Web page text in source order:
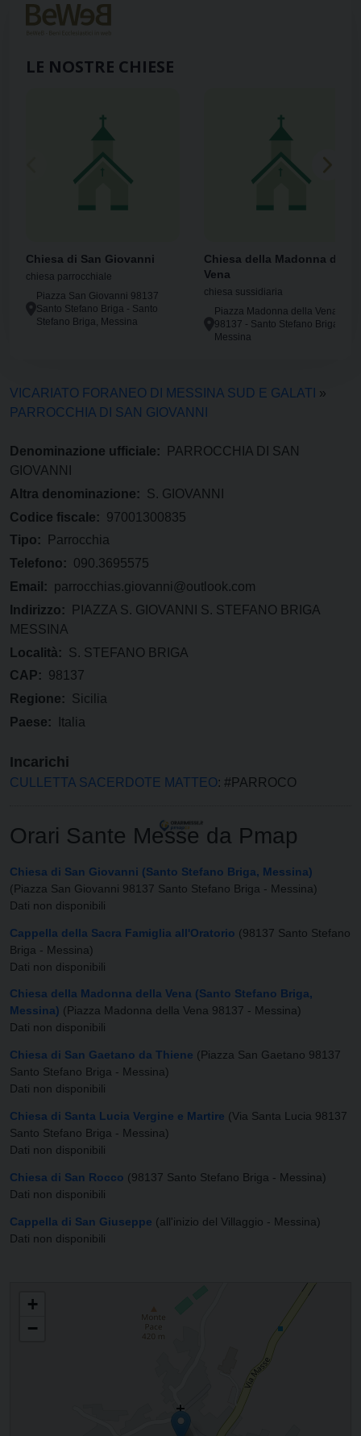
LE NOSTRE CHIESE
Chiesa di San Giovanni
chiesa parrocchiale
Piazza San Giovanni 98137
Santo Stefano Briga - Santo
Stefano Briga, Messina
Chiesa della Madonna della
Vena
chiesa sussidiaria
Piazza Madonna della Vena
98137 - Santo Stefano Briga,
Messina
VICARIATO FORANEO DI MESSINA SUD E GALATI »
PARROCCHIA DI SAN GIOVANNI
Denominazione ufficiale:
PARROCCHIA DI SAN
GIOVANNI
Altra denominazione: S. GIOVANNI
Codice fiscale: 97001300835
Tipo:
Parrocchia
Telefono: 090.3695575
Email: parrocchias.giovanni@outlook.com
Indirizzo:
PIAZZA S. GIOVANNI S. STEFANO BRIGA
MESSINA
Località: S. STEFANO BRIGA
CAP: 98137
Regione: Sicilia
Paese:
Italia
Incarichi
CULLETTA SACERDOTE MATTEO: #PARROCO
Orari Sante Messe da Pmap
Chiesa di San Giovanni (Santo Stefano Briga, Messina)
(Piazza San Giovanni 98137 Santo Stefano Briga - Messina)
Dati non disponibili
Cappella della Sacra Famiglia all'Oratorio (98137 Santo Stefano
Briga - Messina)
Dati non disponibili
Chiesa della Madonna della Vena (Santo Stefano Briga,
Messina) (Piazza Madonna della Vena 98137 - Messina)
Dati non disponibili
Chiesa di San Gaetano da Thiene (Piazza San Gaetano 98137
Santo Stefano Briga - Messina)
Dati non disponibili
Chiesa di Santa Lucia Vergine e Martire (Via Santa Lucia 98137
Santo Stefano Briga - Messina)
Dati non disponibili
Chiesa di San Rocco (98137 Santo Stefano Briga - Messina)
Dati non disponibili
Cappella di San Giuseppe (all'inizio del Villaggio - Messina)
Dati non disponibili
+
−